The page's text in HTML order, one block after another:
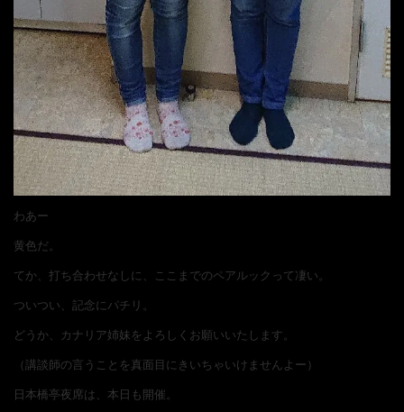
わあー
黄色だ。
てか、打ち合わせなしに、ここまでのペアルックって凄い。
ついつい、記念にパチリ。
どうか、カナリア姉妹をよろしくお願いいたします。
（講談師の言うことを真面目にきいちゃいけませんよー）
日本橋亭夜席は、本日も開催。